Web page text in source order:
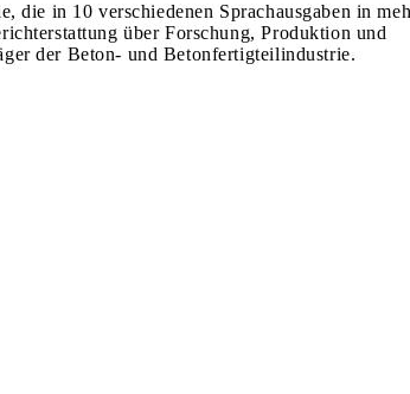
in 10 verschiedenen Sprachausgaben in
über Forschung, Produktion und
der Beton- und Betonfertigteilindustrie.